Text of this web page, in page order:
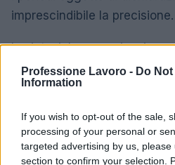
Professione Lavoro - Do
Information
If you wish to opt-out of the sale,
processing of your personal or
targeted advertising by us,
section to confirm your selection.
imprescindibile la precisione.
In sintesi, la comunicazione
Lavororappresenta
con cura la compilazione del
30 aprile 2016e adottando
interne, le aziende possono